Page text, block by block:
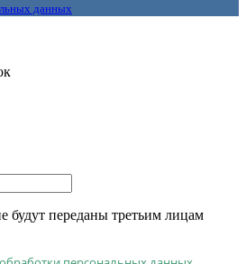
данных
будут переданы третьим лицам